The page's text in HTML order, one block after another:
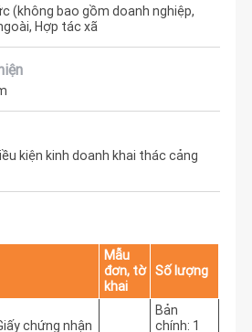
(không bao gồm doanh nghiệp,
Hợp tác xã
kiện kinh doanh khai thác cảng
Mẫu
đơn, tờ
khai
Số lượng
chứng nhận
Bản
chính: 1